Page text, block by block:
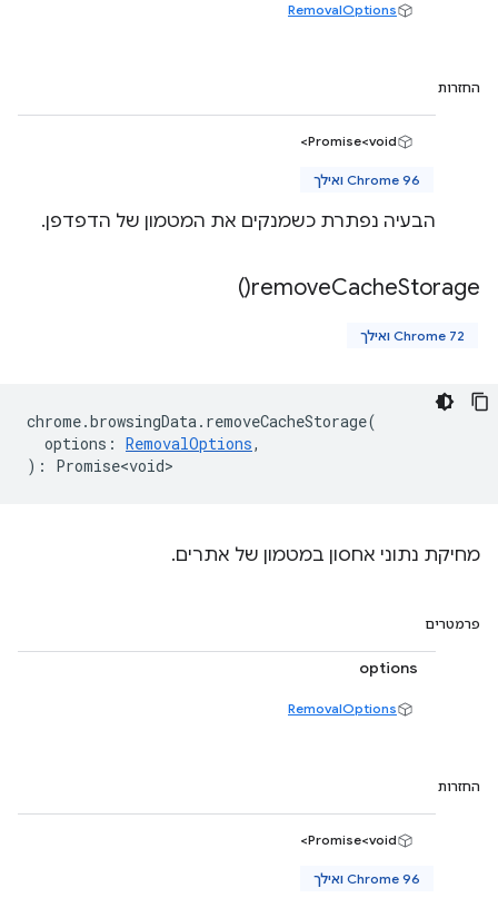
RemovalOptions
החזרות
Promise<void>
Chrome 96 ואילך
הבעיה נפתרת כשמנקים את המטמון של הדפדפן.
removeCacheStorage(
)
Chrome 72 ואילך
chrome.browsingData. removeCacheStorage(
options : RemovalOptions,
) : Promise<void>
מחיקת נתוני אחסון במטמון של אתרים.
פרמטרים
options
RemovalOptions
החזרות
Promise<void>
Chrome 96 ואילך